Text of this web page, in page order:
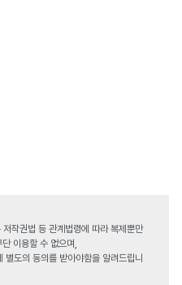
작권법 등 관계법령에 따라 복제뿐만
이용할 수 없으며,
도의 동의를 받아야함을 알려드립니